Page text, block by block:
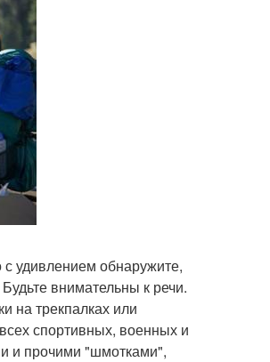
удивлением обнаружите,
внимательны к речи.
на трекпалках или
спортивных, военных и
и прочими "шмотками",